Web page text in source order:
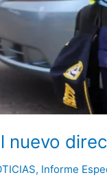
nuevo
, Informe